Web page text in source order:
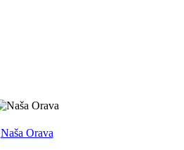
Naša Orava